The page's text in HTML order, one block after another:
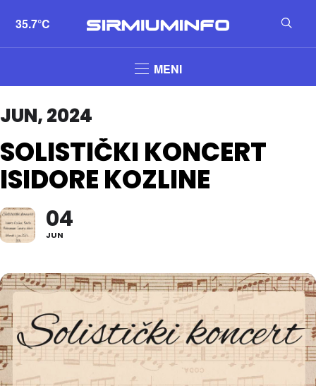
35.7°C
MENI
JUN, 2024
SOLISTIČKI KONCERT
ISIDORE KOZLINE
04
JUN